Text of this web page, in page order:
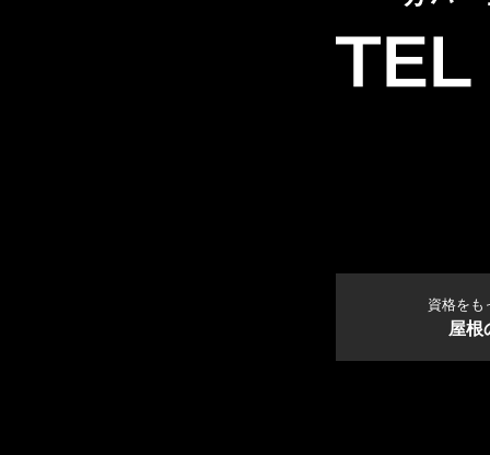
資格をも
屋根